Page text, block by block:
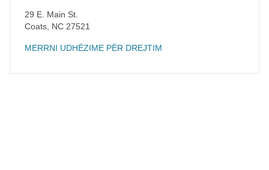
29 E. Main St.
Coats NC 27521
MERRNI UDHËZIME PËR DREJTIM